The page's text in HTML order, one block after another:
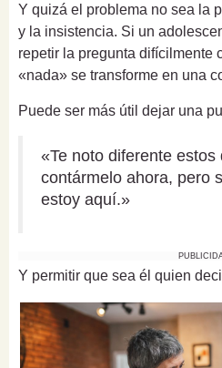
Y quizá el problema no sea la
y la insistencia. Si un
repetir la pregunta difícilmente
«nada» se transforme en una
Puede ser más útil dejar una
«Te noto diferente
contármelo ahora, pero
estoy aquí.»
Y permitir que sea él quien